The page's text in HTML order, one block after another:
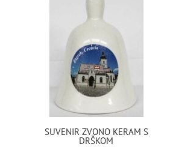
SUVENIR ZVONO KERAM S
DRŠKOM